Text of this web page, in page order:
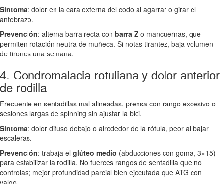
Síntoma: dolor en la cara externa del codo al agarrar o girar el
antebrazo.
Prevención: alterna barra recta con barra Z o mancuernas, que
permiten rotación neutra de muñeca. Si notas tirantez, baja volumen
de tirones una semana.
4. Condromalacia rotuliana y dolor anterior
de rodilla
Frecuente en sentadillas mal alineadas, prensa con rango excesivo o
sesiones largas de spinning sin ajustar la bici.
Síntoma: dolor difuso debajo o alrededor de la rótula, peor al bajar
escaleras.
Prevención: trabaja el glúteo medio (abducciones con goma, 3×15)
para estabilizar la rodilla. No fuerces rangos de sentadilla que no
controlas; mejor profundidad parcial bien ejecutada que ATG con
valgo.